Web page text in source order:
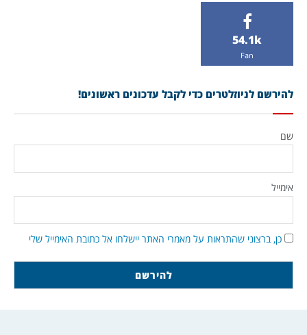
54.1k
Fan
להירשם לניוזלטרים כדי לקבל עדכונים ראשונים!
שם
אימייל
כן, ברצוני שהתראות על מאמרי האתר יישלחו אל כתובת האימייל שלי